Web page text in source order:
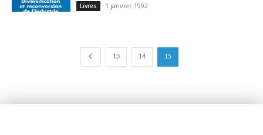
Livres 1 janvier 1992
13 14 15